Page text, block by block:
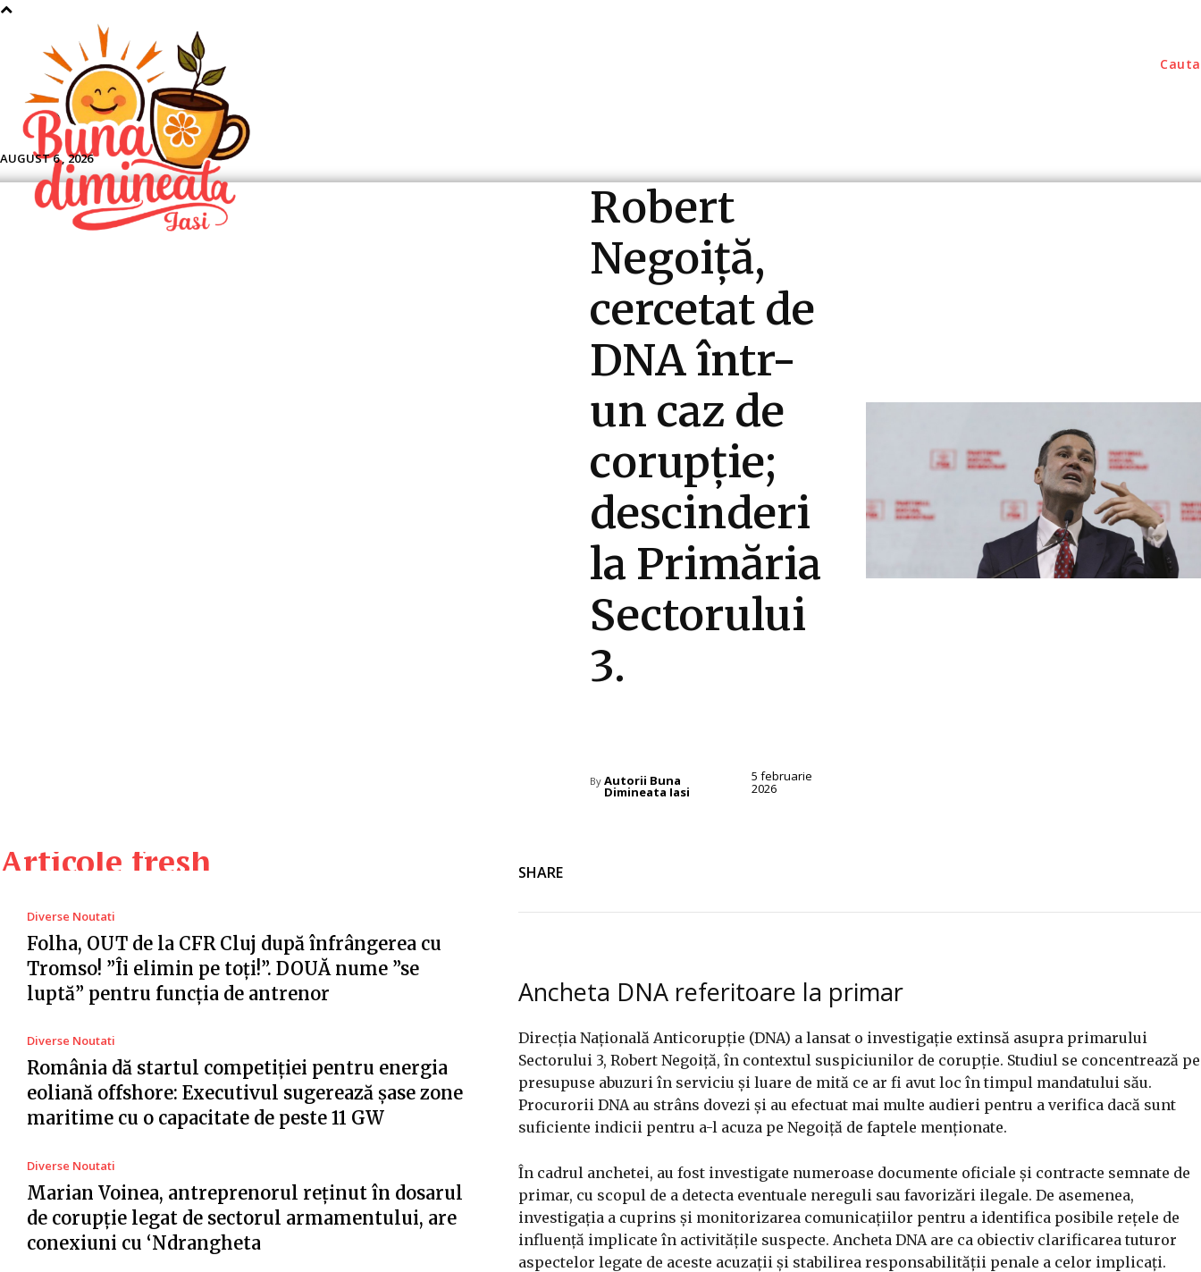
AUGUST 6 , 2026
Cauta
Robert
Negoiță,
cercetat de
DNA într-
un caz de
corupție;
descinderi
la Primăria
Sectorului
3.
By Autorii Buna
Dimineata Iasi
5 februarie
2026
Articole fresh
Diverse Noutati
Folha, OUT de la CFR Cluj după înfrângerea cu
Tromso! ”Îi elimin pe toți!”. DOUĂ nume ”se
luptă” pentru funcția de antrenor
Diverse Noutati
România dă startul competiției pentru energia
eoliană offshore: Executivul sugerează șase zone
maritime cu o capacitate de peste 11 GW
Diverse Noutati
Marian Voinea, antreprenorul reținut în dosarul
de corupție legat de sectorul armamentului, are
conexiuni cu ‘Ndrangheta
SHARE
Ancheta DNA referitoare la primar
Direcția Națională Anticorupție (DNA) a lansat o investigație extinsă asupra primarului
Sectorului 3, Robert Negoiță, în contextul suspiciunilor de corupție. Studiul se concentrează pe
presupuse abuzuri în serviciu și luare de mită ce ar fi avut loc în timpul mandatului său.
Procurorii DNA au strâns dovezi și au efectuat mai multe audieri pentru a verifica dacă sunt
suficiente indicii pentru a-l acuza pe Negoiță de faptele menționate.
În cadrul anchetei, au fost investigate numeroase documente oficiale și contracte semnate de
primar, cu scopul de a detecta eventuale nereguli sau favorizări ilegale. De asemenea,
investigația a cuprins și monitorizarea comunicațiilor pentru a identifica posibile rețele de
influență implicate în activitățile suspecte. Ancheta DNA are ca obiectiv clarificarea tuturor
aspectelor legate de aceste acuzații și stabilirea responsabilității penale a celor implicați.